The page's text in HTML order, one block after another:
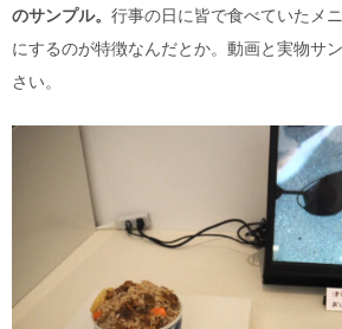
のサンプル。 行事の日に皆で食べていたメ
にするのが特徴なんだとか。動画と実物サ
さい。